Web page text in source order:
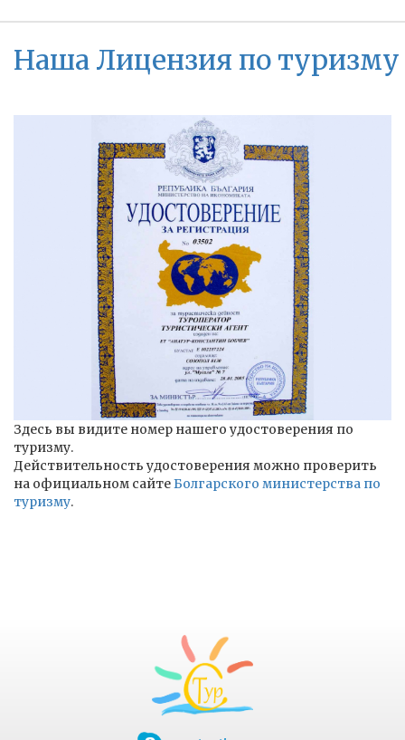
Наша Лицензия по туризму
Здесь вы видите номер нашего удостоверения по
туризму.
Действительность удостоверения можно проверить
на официальном сайтеБолгарского министерства по
туризму.